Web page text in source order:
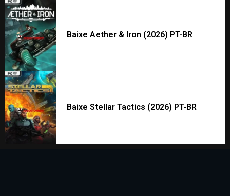
Baixe Aether & Iron (2026) PT-BR
Baixe Stellar Tactics (2026) PT-BR